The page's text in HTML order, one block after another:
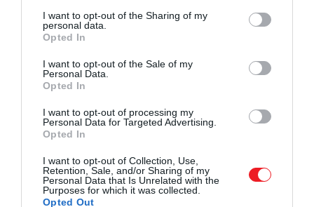
not limited to your visit or usage behaviour. You may click to
grant or deny consent to Google and its third-party tags to
use your data for below specified purposes in below Google
consent section.
I want to opt-out of the Sharing of my
personal data.
Opted In
I want to opt-out of the Sale of my
Personal Data.
Opted In
I want to opt-out of processing my
Personal Data for Targeted Advertising.
Opted In
I want to opt-out of Collection, Use,
Retention, Sale, and/or Sharing of my
Personal Data that Is Unrelated with the
Purposes for which it was collected.
Opted Out
Tanya Lapointeés
The Art and Soul
Dune: Part Two
részletesen elmagyarázza, mi minden kellett a
nyitójelenet megörökítéséhez. Az operatőr szerint a
vöröses fényt egy infravörös vágószűrővel érték el,
távolították el a kék és zöld árnyalatok jelentős részét
színspektrumból. A stáb azonban nem a technikai
megoldásoknak köszönheti a legtöbbet: maga a
természet is a segítségükre volt.